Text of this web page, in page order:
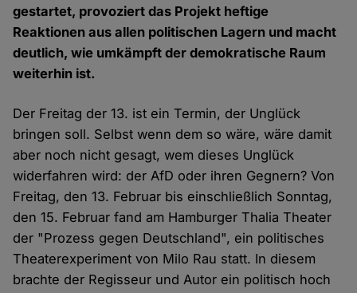
gestartet, provoziert das Projekt heftige
Reaktionen aus allen politischen Lagern und macht
deutlich, wie umkämpft der demokratische Raum
weiterhin ist.
Der Freitag der 13. ist ein Termin, der Unglück
bringen soll. Selbst wenn dem so wäre, wäre damit
aber noch nicht gesagt, wem dieses Unglück
widerfahren wird: der AfD oder ihren Gegnern? Von
Freitag, den 13. Februar bis einschließlich Sonntag,
den 15. Februar fand am Hamburger Thalia Theater
der "Prozess gegen Deutschland", ein politisches
Theaterexperiment von Milo Rau statt. In diesem
brachte der Regisseur und Autor ein politisch hoch